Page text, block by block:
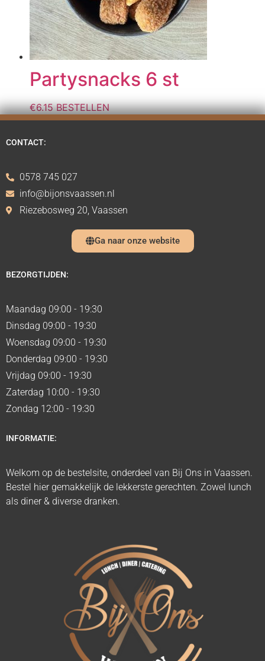
Partysnacks 6 st
€6.15 BESTELLEN
CONTACT:
0578 745 027
info@bijonsvaassen.nl
Riezebosweg 20, Vaassen
Ga naar onze website
BEZORGTIJDEN:
Maandag 09:00 - 19:30
Dinsdag 09:00 - 19:30
Woensdag 09:00 - 19:30
Donderdag 09:00 - 19:30
Vrijdag 09:00 - 19:30
Zaterdag 10:00 - 19:30
Zondag 12:00 - 19:30
INFORMATIE:
Welkom op de bestelsite, onderdeel van Bij Ons in Vaassen.
Bestel hier gemakkelijk de lekkerste gerechten. Zowel lunch
als diner & diverse dranken.